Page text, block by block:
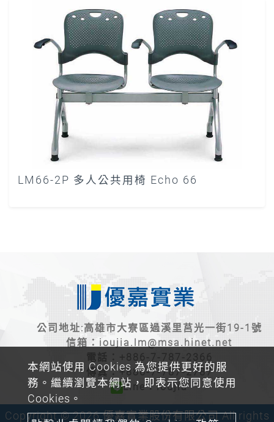
LM66-2P 多人公共用椅 Echo 66
本網站使用 Cookies 為您提供更好的服
務。繼續瀏覽本網站，即表示您同意使用
Cookies。
公司地址:高雄市大寮區過溪里莒光一街19-1號
信箱： ioujia.lm@msa.hinet.net
電話： +886-7-787-2366
傳真：+886-7-787-2787
Line：ioujia
Copyright © 2026 優嘉實業股份有限公司 All rights